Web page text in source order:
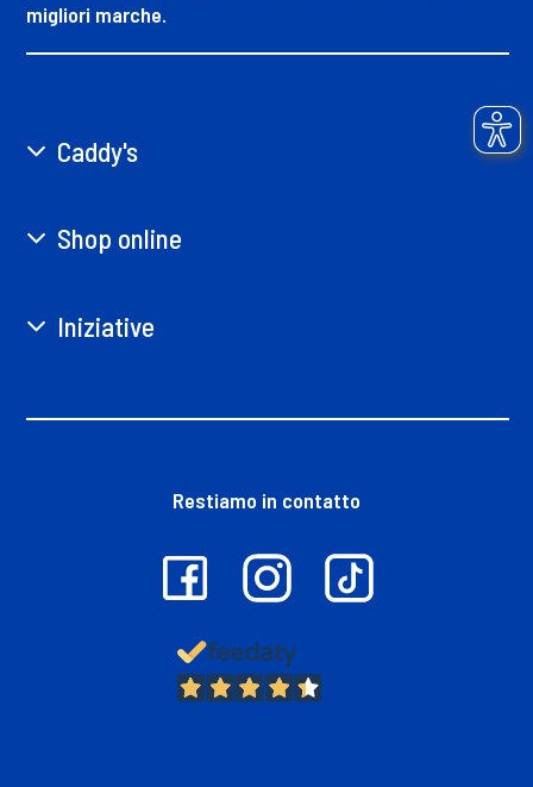
migliori marche.
Caddy's
Shop online
Iniziative
Restiamo in contatto